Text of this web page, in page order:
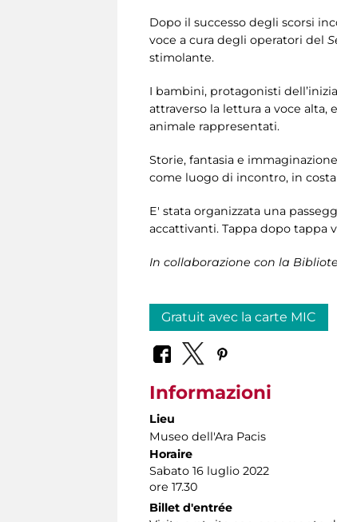
Dopo il successo degli scorsi
voce a cura degli operatori del
stimolante.
I bambini, protagonisti
attraverso la lettura a voce
animale rappresentati.
Storie, fantasia e
come luogo di incontro, in
E' stata organizzata una
accattivanti. Tappa dopo tappa
In collaborazione con la
Gratuit avec la carte MIC
Informazioni
Lieu
Museo dell'Ara Pacis
Horaire
Sabato 16 luglio 2022
ore 17.30
Billet d'entrée